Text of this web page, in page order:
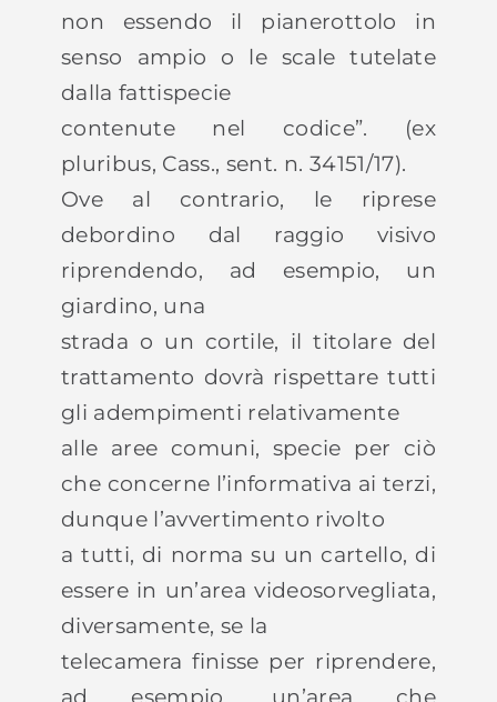
non essendo il pianerottolo in
senso ampio o le scale tutelate
dalla fattispecie
contenute nel codice”. (ex
pluribus, Cass., sent. n. 34151/17).
Ove al contrario, le riprese
debordino dal raggio visivo
riprendendo, ad esempio, un
giardino, una
strada o un cortile, il titolare del
trattamento dovrà rispettare tutti
gli adempimenti relativamente
alle aree comuni, specie per ciò
che concerne l’informativa ai terzi,
dunque l’avvertimento rivolto
a tutti, di norma su un cartello, di
essere in un’area videosorvegliata,
diversamente, se la
telecamera finisse per riprendere,